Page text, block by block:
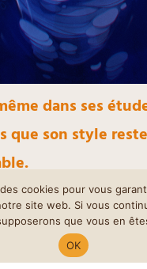
dans ses
que son style
la nature et sa
lui est propre.
cookies pour vous
site web. Si vous
que vous en
OK